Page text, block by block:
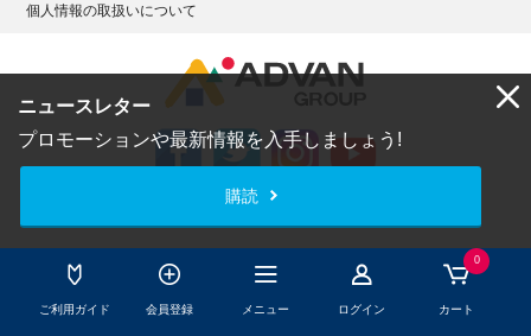
ご利用ガイド 会員登録 メニュー ログイン
0
カート
ニュースレター
プロモーションや最新情報を入手しましょう!
購読
個人情報の取扱いについて